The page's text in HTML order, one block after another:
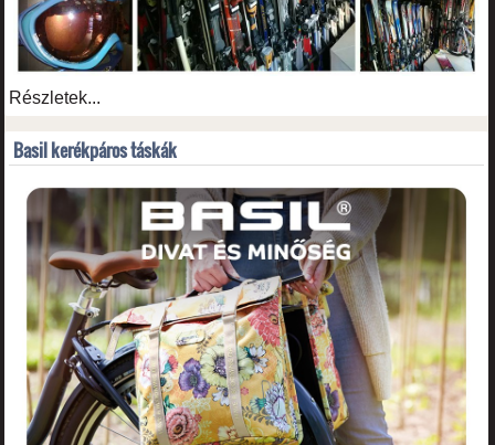
Részletek...
Basil kerékpáros táskák